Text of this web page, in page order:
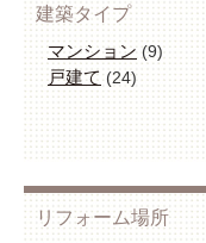
建築タイプ
マンション (9)
戸建て(24)
リフォーム場所